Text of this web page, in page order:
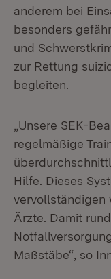
anderem bei
besonders
und
zur Rettung
begleiten.
„Unsere SEK-
regelmäßige
Hilfe. Dieses
vervollständigen
Ärzte. Damit
Maßstäbe“, so